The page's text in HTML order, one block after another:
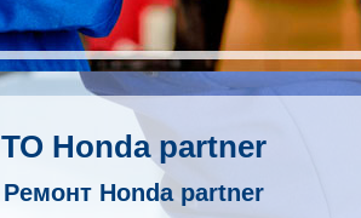
ТО Honda partner
Ремонт Honda partner